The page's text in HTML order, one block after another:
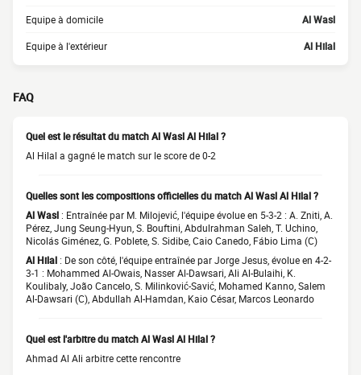
Equipe à domicile Al Wasl
Equipe à l'extérieur Al Hilal
FAQ
Quel est le résultat du match Al Wasl Al Hilal ?
Al Hilal a gagné le match sur le score de 0-2
Quelles sont les compositions officielles du match Al Wasl Al Hilal ?
Al Wasl : Entraînée par M. Milojević, l'équipe évolue en 5-3-2 : A. Zniti, A.
Pérez, Jung Seung-Hyun, S. Bouftini, Abdulrahman Saleh, T. Uchino,
Nicolás Giménez, G. Poblete, S. Sidibe, Caio Canedo, Fábio Lima (C)
Al Hilal : De son côté, l'équipe entraînée par Jorge Jesus, évolue en 4-2-
3-1 : Mohammed Al-Owais, Nasser Al-Dawsari, Ali Al-Bulaihi, K.
Koulibaly, João Cancelo, S. Milinković-Savić, Mohamed Kanno, Salem
Al-Dawsari (C), Abdullah Al-Hamdan, Kaio César, Marcos Leonardo
Quel est l'arbitre du match Al Wasl Al Hilal ?
Ahmad Al Ali arbitre cette rencontre